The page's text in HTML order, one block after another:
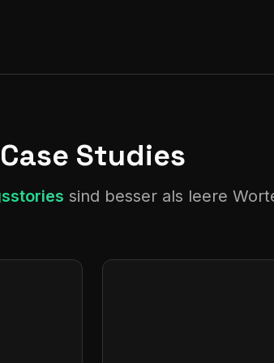
Case Studies
sind besser als leere